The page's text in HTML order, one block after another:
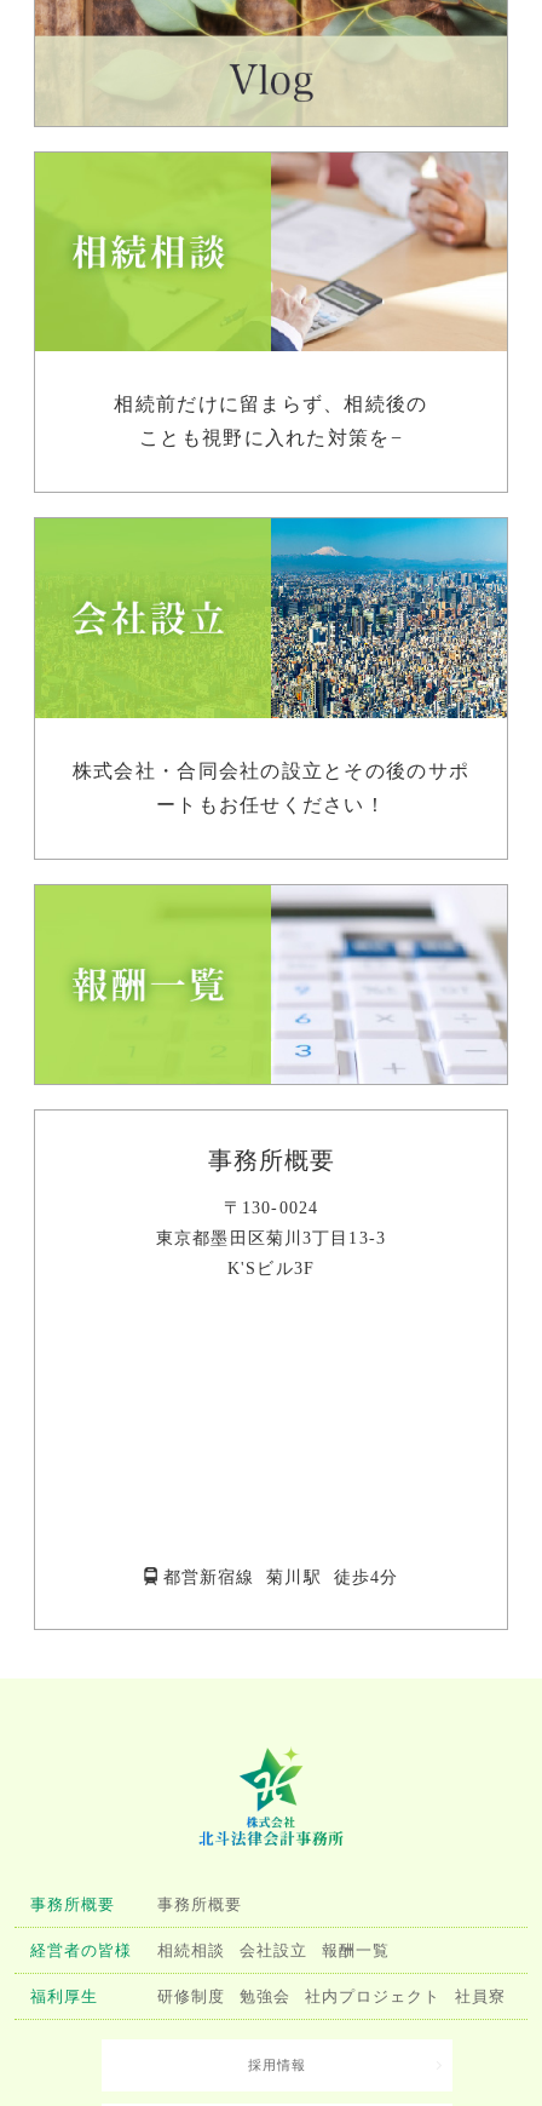
相続前だけに留まらず、相続後の
ことも視野に入れた対策を−
株式会社・合同会社の設立とその後のサポ
ートもお任せください！
事務所概要
〒130-0024
東京都墨田区菊川3丁目13-3
K'Sビル3F
都営新宿線 菊川駅 徒歩4分
事務所概要 事務所概要
経営者の皆様 相続相談 会社設立 報酬一覧
福利厚生 研修制度 勉強会 社内プロジェクト 社員寮
採用情報